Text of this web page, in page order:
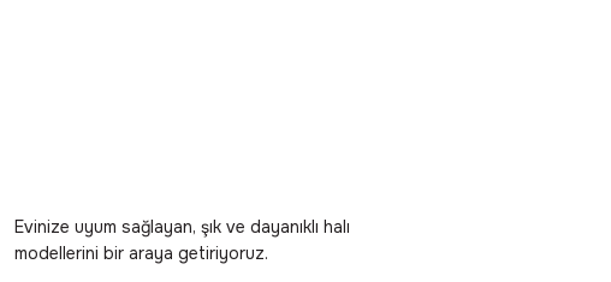
Evinize uyum sağlayan, şık ve dayanıklı halı
modellerini bir araya getiriyoruz.